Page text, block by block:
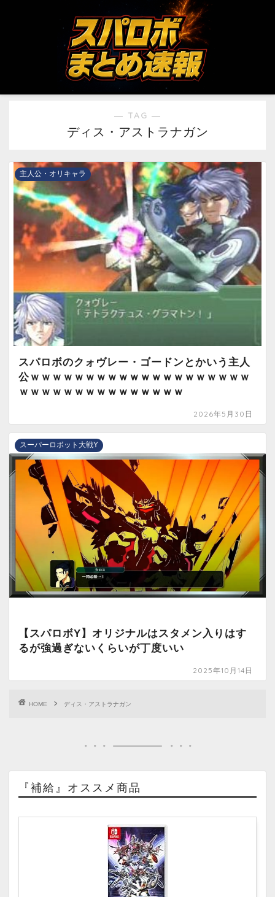
― TAG ―
ディス・アストラナガン
主人公・オリキャラ
スパロボのクォヴレー・ゴードンとかいう主人
公ｗｗｗｗｗｗｗｗｗｗｗｗｗｗｗｗｗｗｗｗ
ｗｗｗｗｗｗｗｗｗｗｗｗｗｗｗ
2026年5月30日
スーパーロボット大戦Y
【スパロボY】オリジナルはスタメン入りはす
るが強過ぎないくらいが丁度いい
2025年10月14日
HOME ディス・アストラナガン
『補給』オススメ商品